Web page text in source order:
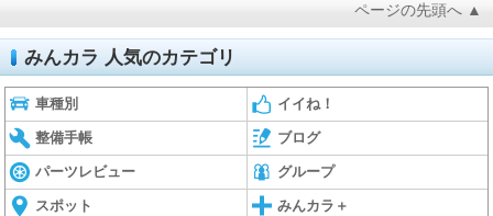
ページの先頭へ ▲
みんカラ 人気のカテゴリ
車種別 イイね！
整備手帳 ブログ
パーツレビュー グループ
スポット みんカラ＋